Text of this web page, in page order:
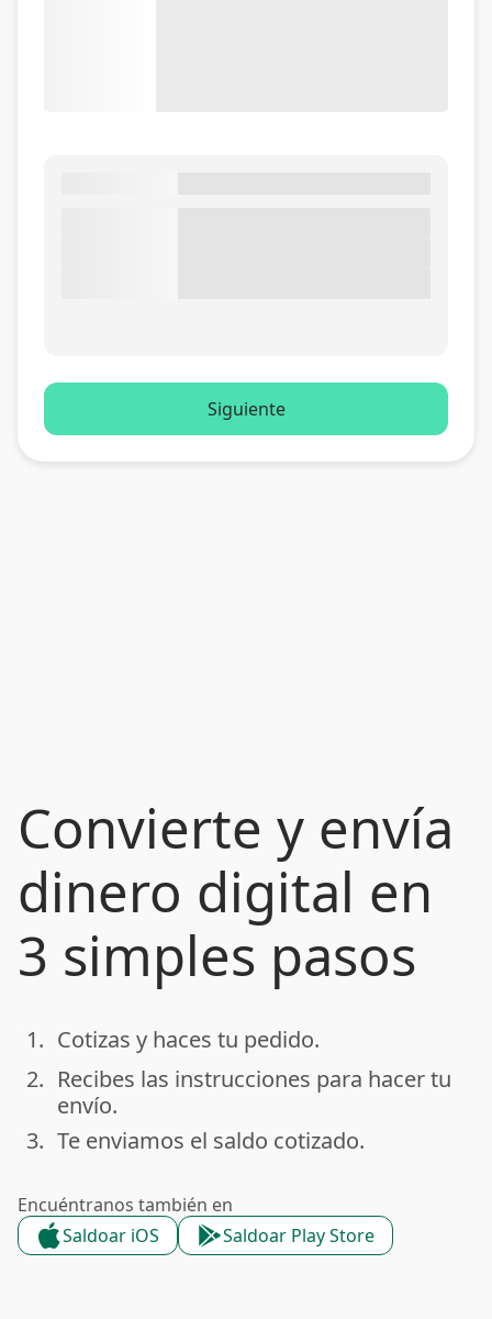
Convierte y envía
dinero digital en
3 simples pasos
done
1. Cotizas y haces tu pedido.
done
2. Recibes las instrucciones para hacer tu
envío.
done
3. Te enviamos el saldo cotizado.
Encuéntranos también en
Saldoar iOS
Saldoar Play Store
Siguiente